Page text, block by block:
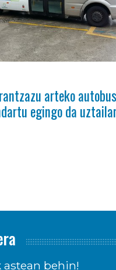
arteko autobus
egingo da
astean behin!